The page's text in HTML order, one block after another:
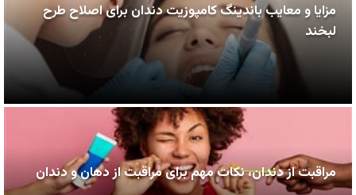
مزایا و معایب باندینگ کامپوزیت دندان برای اصلاح طرح
لبخند
مراقبت از دندان، نکات مهم برای مراقبت از دهان و دندان